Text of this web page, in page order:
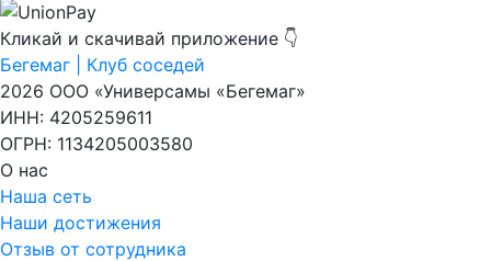
Кликай и скачивай приложение 👇
Бегемаг | Клуб соседей
2026 ООО «Универсамы «Бегемаг»
ИНН: 4205259611
ОГРН: 1134205003580
О нас
Наша сеть
Наши достижения
Отзыв от сотрудника